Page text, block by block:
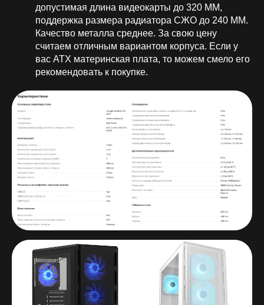
допустимая длина видеокарты до 320 ММ,
поддержка размера радиатора СЖО до 240 ММ.
Качество металла среднее. За свою цену
считаем отличным вариантом корпуса. Если у
вас ATX материнская плата, то можем смело его
рекомендовать к покупке.